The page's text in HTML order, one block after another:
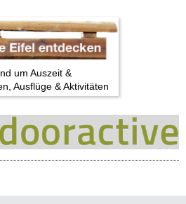
um Auszeit &
Ausflüge & Aktivitäten